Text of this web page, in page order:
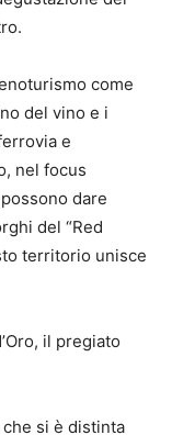
come
del vino e i
e
nel focus
dare
del “Red
territorio unisce
il pregiato
si è distinta